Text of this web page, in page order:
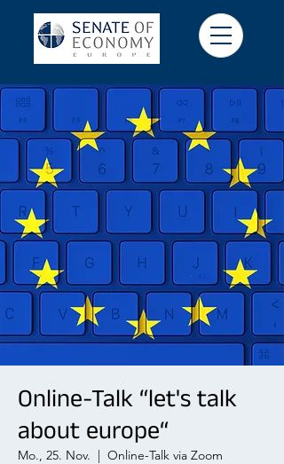
Online-Talk “let's talk
about europe“
Mo., 25. Nov.
  |
Online-Talk via Zoom